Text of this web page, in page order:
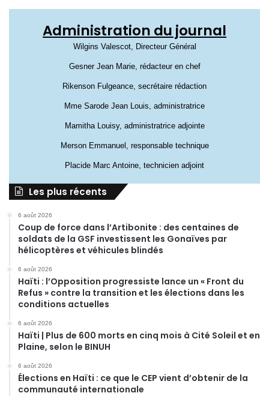
Administration du journal
Wilgins Valescot, Directeur Général
Gesner Jean Marie, rédacteur en chef
Rikenson Fulgeance, secrétaire rédaction
Mme Sarode Jean Louis, administratrice
Mamitha Louisy, administratrice adjointe
Merson Emmanuel, responsable technique
Placide Marc Antoine, technicien adjoint
Les plus récents
6 août 2026
Coup de force dans l’Artibonite : des centaines de
soldats de la GSF investissent les Gonaïves par
hélicoptères et véhicules blindés
6 août 2026
Haïti : l’Opposition progressiste lance un « Front du
Refus » contre la transition et les élections dans les
conditions actuelles
6 août 2026
Haïti | Plus de 600 morts en cinq mois à Cité Soleil et en
Plaine, selon le BINUH
6 août 2026
Élections en Haïti : ce que le CEP vient d’obtenir de la
communauté internationale